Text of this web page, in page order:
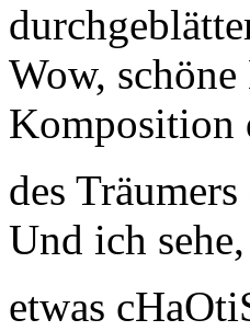
Wow,
Komposition
des
Und ich
etwas